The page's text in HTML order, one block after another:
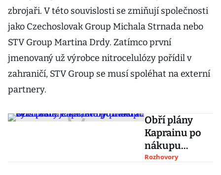
zbrojaři. V této souvislosti se zmiňují společnosti
jako Czechoslovak Group Michala Strnada nebo
STV Group Martina Drdy. Zatímco první
jmenovaný už výrobce nitrocelulózy pořídil v
zahraničí, STV Group se musí spoléhat na externí
partnery.
Obří plány
Kaprainu po
nákupu
Synthesie.
Rozhovory